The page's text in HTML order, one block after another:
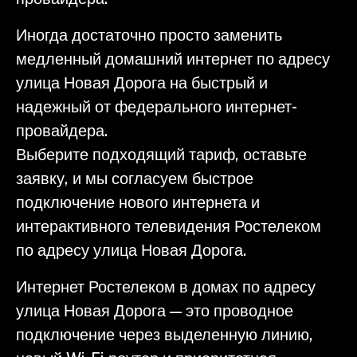
Иногда достаточно просто заменить
медленный домашний интернет по адресу
улица Новая Дорога на быстрый и
надежный от федерального интернет-
провайдера.
Выберите подходящий тариф, оставьте
заявку, и мы согласуем быстрое
подключение нового интернета и
интерактивного телевидения Ростелеком
по адресу улица Новая Дорога.
Интернет Ростелеком в домах по адресу
улица Новая Дорога — это проводное
подключение через выделенную линию,